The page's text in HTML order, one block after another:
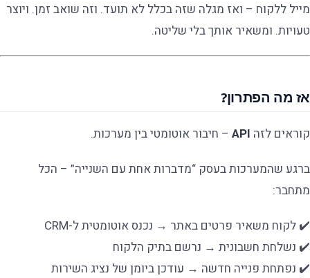
מייל ללקוח – ואז מגלה שזה בכלל לא תועד. וזה שואב זמן. ויוצר
טעויות. ומשאיר אותך בלי שליטה.
אז מה הפתרון?
קוראים לזה API – חיבור אוטומטי בין מערכות.
ברגע שהמערכות בעסק “מדברות אחת עם השנייה” – הכל
מתחבר:
✔️ לקוח משאיר פרטים באתר → נכנס אוטומטית ל-CRM
✔️ נשלחת חשבונית → נרשם בתיק הלקוח
✔️ נפתחת פנייה חדשה → עודכן ביומן של נציג השירות